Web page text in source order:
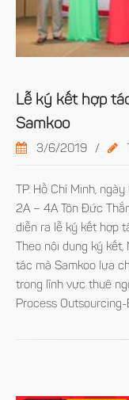
Lễ ký kết hợp
Samkoo
3/6/2019 /
TP. Hồ Chí Minh,
2A – 4A Tôn Đức
diễn ra lễ ký kết hợp
Theo nội dung ký
tác mà Samkoo lựa
trong lĩnh vực thuê
Process Outsourcing-